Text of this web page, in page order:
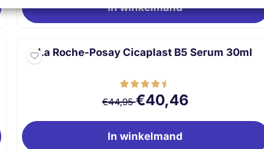
In winkelmand
La Roche-Posay Cicaplast B5 Serum 30ml
Van 44,95 voor 40,46
€44,95€40,46
In winkelmand